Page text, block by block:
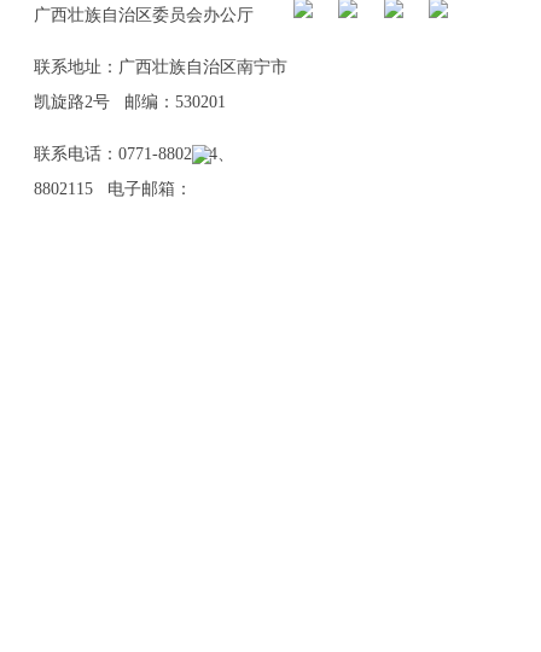
广西壮族自治区委员会办公厅
联系地址：广西壮族自治区南宁市
凯旋路2号 邮编：530201
联系电话：0771-8802114、
8802115 电子邮箱：